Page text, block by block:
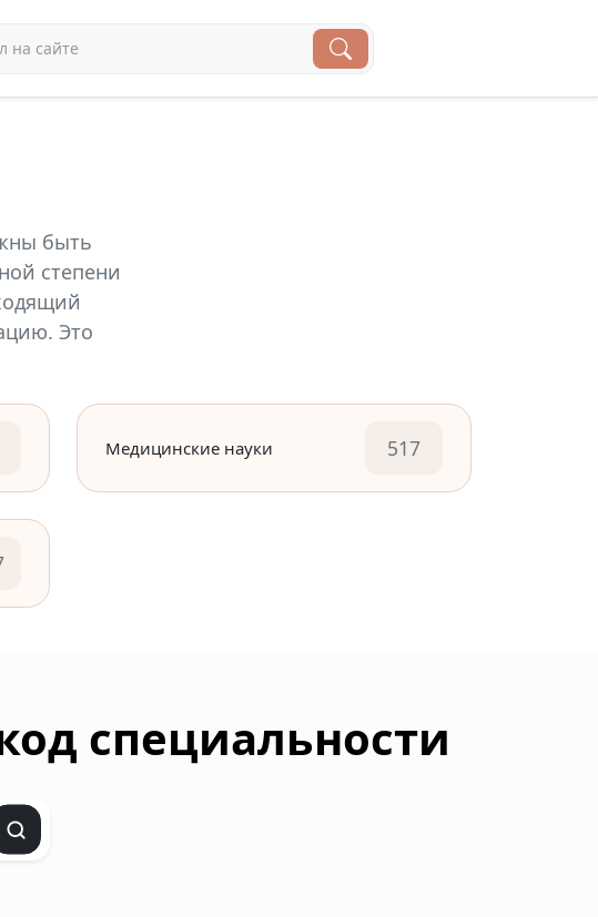
быть
степени
Это
Медицинские науки 517
специальности